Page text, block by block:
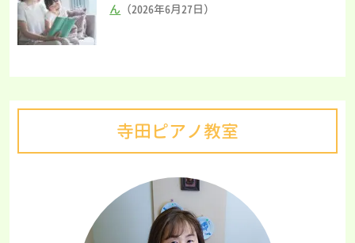
ん （2026年6月27日）
寺田ピアノ教室